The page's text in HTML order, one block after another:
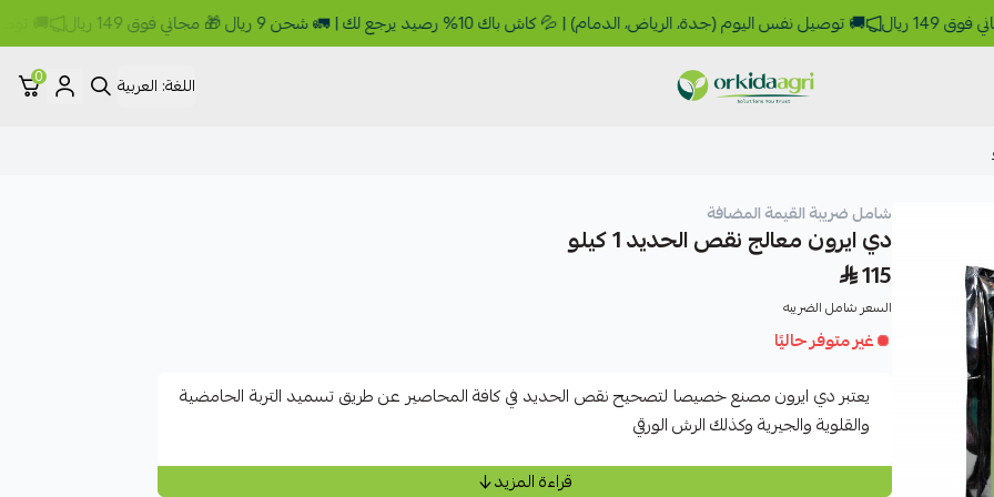
🚚 توصيل نفس اليوم (جدة، الرياض، الدمام) | 💦 كاش باك 10% رصيد يرجع لك | 🚛 شحن 9 ريال 🎁 مجاني فوق 149 ريال 🚚 توصيل نفس
أوركيدا للمبيدات الزراعية اللغة: العربية 0
شامل ضريبة القيمة المضافة
دي ايرون معالج نقص الحديد 1 كيلو
115
السعر شامل الضريبه
غير متوفر حاليًا
يعتبر دي ايرون مصنع خصيصا لتصحيح نقص الحديد في كافة المحاصير عن طريق تسميد التربة الحامضية
والقلوية والجيرية وكذلك الرش الورقي
قراءة المزيد